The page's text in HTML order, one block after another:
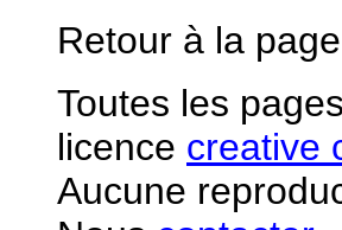
Retour à la
Toutes les
licence creative
Aucune